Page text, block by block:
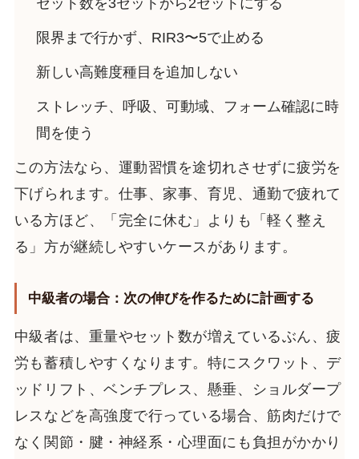
セット数を3セットから2セットにする
限界まで行かず、RIR3〜5で止める
新しい高難度種目を追加しない
ストレッチ、呼吸、可動域、フォーム確認に時
間を使う
この方法なら、運動習慣を途切れさせずに疲労を
下げられます。仕事、家事、育児、通勤で疲れて
いる方ほど、「完全に休む」よりも「軽く整え
る」方が継続しやすいケースがあります。
中級者の場合：次の伸びを作るために計画する
中級者は、重量やセット数が増えているぶん、疲
労も蓄積しやすくなります。特にスクワット、デ
ッドリフト、ベンチプレス、懸垂、ショルダープ
レスなどを高強度で行っている場合、筋肉だけで
なく関節・腱・神経系・心理面にも負担がかかり